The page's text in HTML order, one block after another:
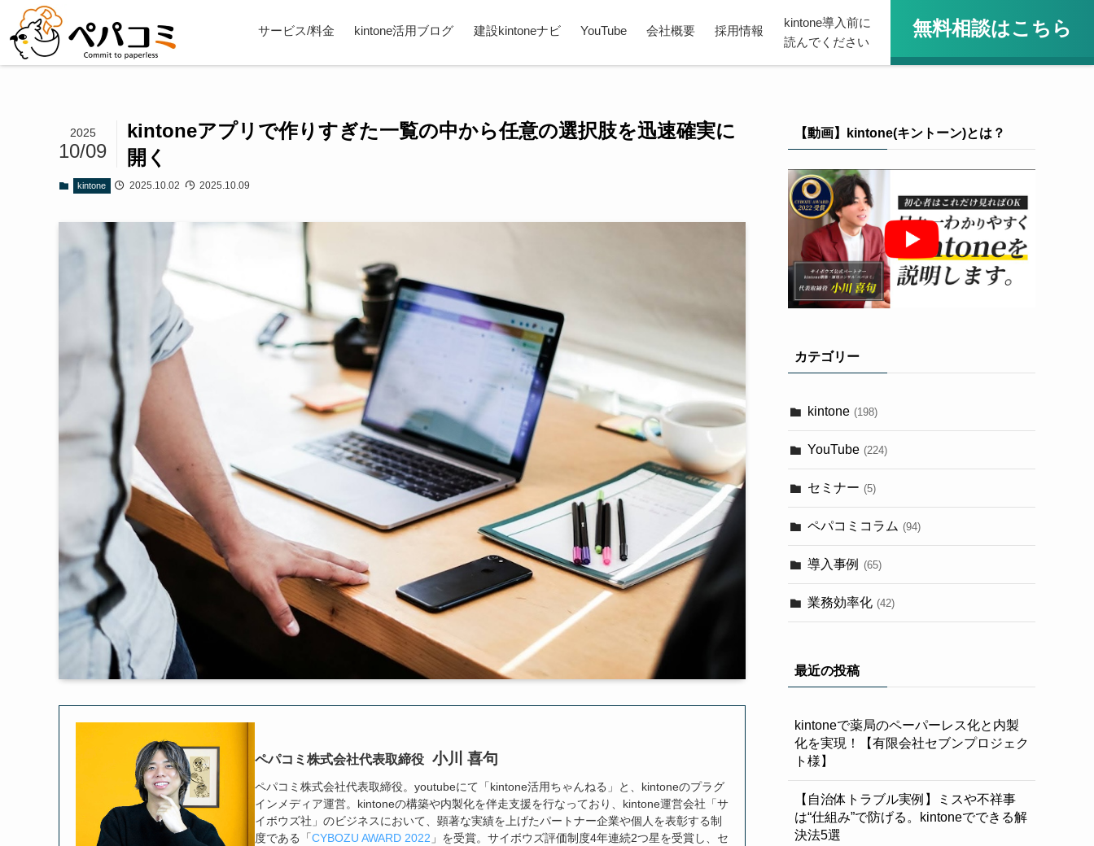
サービス/料金 kintone活用ブログ 建設kintoneナビ YouTube 会社概要 採用情報
kintone導入前に
読んでください
無料相談はこちら
kintoneアプリで作りすぎた一覧の中から任意の選択肢を迅速確実に
開く
2025
10/09
kintone 2025.10.02 2025.10.09
ペパコミ株式会社代表取締役 小川 喜句
ペパコミ株式会社代表取締役。youtubeにて「kintone活用ちゃんねる」と、kintoneのプラグ
インメディア運営。kintoneの構築や内製化を伴走支援を行なっており、kintone運営会社「サ
イボウズ社」のビジネスにおいて、顕著な実績を上げたパートナー企業や個人を表彰する制
度である「CYBOZU AWARD 2022 」を受賞。サイボウズ評価制度4年連続2つ星を受賞し、セ
【動画】kintone(キントーン)とは？
カテゴリー
kintone (198)
YouTube (224)
セミナー (5)
ペパコミコラム (94)
導入事例 (65)
業務効率化 (42)
最近の投稿
kintoneで薬局のペーパーレス化と内製
化を実現！【有限会社セブンプロジェク
ト様】
【自治体トラブル実例】ミスや不祥事
は“仕組み”で防げる。kintoneでできる解
決法5選